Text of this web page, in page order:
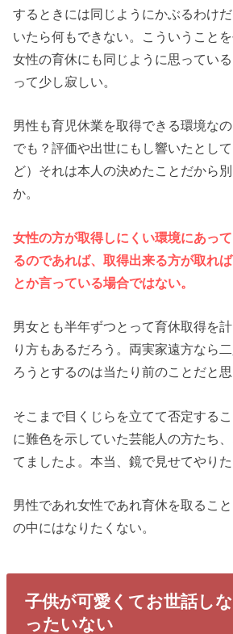
するときには同じようにかぶるわけ
いたら何もできない。こういうこと
女性の育休にも同じように思ってい
って少し寂しい。
男性も育児休業を取得できる環境な
でも？評価や出世にもし響いたとし
ど）それは本人の決めたことだから
か。
女性の方が取得しにくい環境にあっ
るのであれば、取得出来る方が取れ
とか言っている場合ではない。
男女とも半年ずつとって育休取得を
り方もあるだろう。両実家遠方なら
ろうとするのは当たり前のことだと思
そこまで目くじらを立てて否定する
に難色を示していた芸能人の方たち、
てましたよ。本当、鏡で見せてやりた
男性であれ女性であれ育休を取るこ
の中にはなりたくない。
子供が可愛くてお世話し
ったいない